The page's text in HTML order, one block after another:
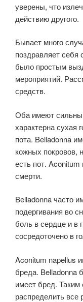
уверены, что
действию другого.
Бывает много
поздравляет себя
было простым
мероприятий.
средств.
Оба имеют
характерна сухая
пота. Belladonna
кожных покровов,
есть пот.
смерти.
Belladonna часто
подергивания во
боль в сердце и в
сосредоточено в
Aconitum napellus
бреда. Belladonna
имеет бред.
распределить все